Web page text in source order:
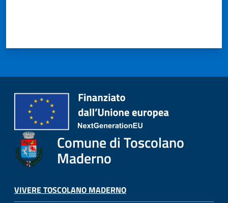
Comune di Toscolano
Maderno
VIVERE TOSCOLANO MADERNO